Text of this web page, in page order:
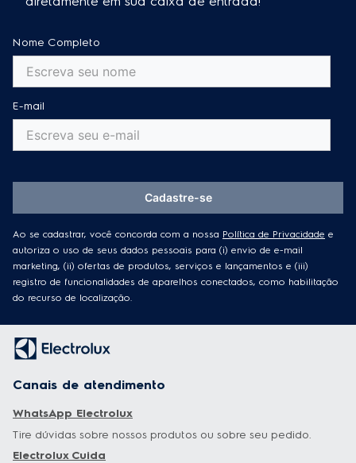
Nome Completo
E-mail
Ao se cadastrar, você concorda com a nossa Política de Privacidade e
autoriza o uso de seus dados pessoais para (i) envio de e-mail
marketing, (ii) ofertas de produtos, serviços e lançamentos e (iii)
registro de funcionalidades de aparelhos conectados, como habilitação
do recurso de localização.
Cadastre-se
Canais de atendimento
WhatsApp Electrolux
Tire dúvidas sobre nossos produtos ou sobre seu pedido.
Electrolux Cuida